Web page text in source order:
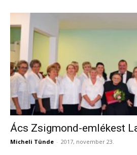
Ács Zsigmond-emlékest
Micheli Tünde - 2017, november 23.